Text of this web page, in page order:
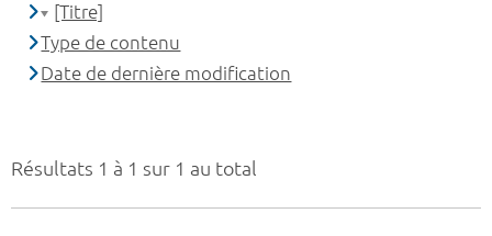
Résultats 1 à 1 sur 1 au total
[Titre]
Type de contenu
Date de dernière modification